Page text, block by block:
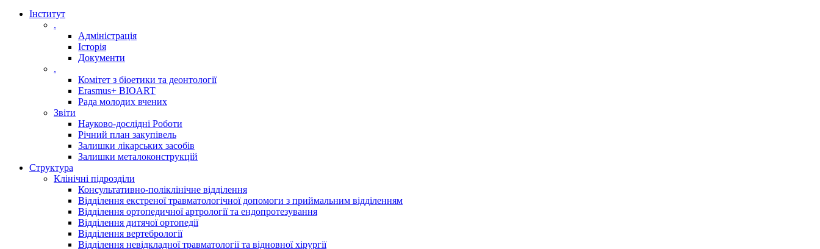
Інститут
.
Адмiнiстрацiя
Історія
Документи
.
Комітет з біоетики та деонтології
Erasmus+ BIOART
Рада молодих вчених
Звіти
Науково-дослідні Роботи
Річний план закупівель
Залишки лікарських засобів
Залишки металоконструкцій
Структура
Клінічні підрозділи
Консультативно-поліклінічне відділення
Відділення екстреної травматологічної допомоги з приймальним відділенням
Відділення ортопедичної артрології та ендопротезування
Відділення дитячої ортопедії
Відділення вертебрології
Відділення невідкладної травматології та відновної хірургії